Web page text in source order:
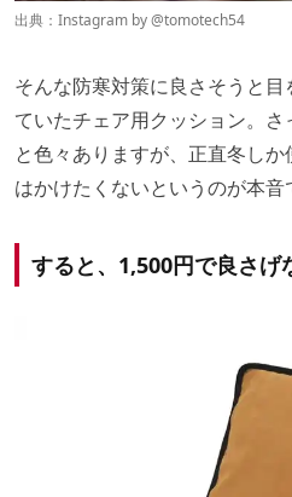
出典：Instagram by@tomotech54
そんな防寒対策に良さそうと
ていたチェア用クッション。
と色々ありますが、正直冬し
はかけたくないというのが本音
すると、1,500円で良さげ